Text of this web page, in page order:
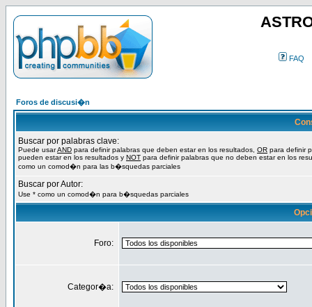
FAQ
Foros de discusi�n
Buscar por palabras clave:
Puede usarAND para definir palabras que deben estar en los resultados, OR para definir
pueden estar en los resultados y NOT para definir palabras que no deben estar en los
como un comod�n para las b�squedas parciales
Buscar por Autor:
Use * como un comod�n para b�squedas parciales
Foro:
Categor�a: